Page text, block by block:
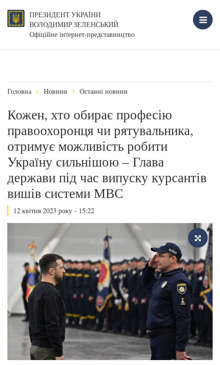
ПРЕЗИДЕНТ УКРАЇНИ
ВОЛОДИМИР ЗЕЛЕНСЬКИЙ
Офіційне інтернет-представництво
Головна Новини Останні новини
Кожен, хто обирає професію
правоохоронця чи рятувальника,
отримує можливість робити
Україну сильнішою – Глава
держави під час випуску курсантів
вишів системи МВС
12 квітня 2023 року - 15:22